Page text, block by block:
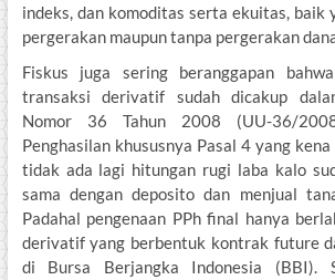
indeks, dan komoditas serta ekuitas, baik
pergerakan maupun tanpa pergerakan
Fiskus juga sering beranggapan
transaksi derivatif sudah dicakup
Nomor 36 Tahun 2008 (UU-36/
Penghasilan khususnya Pasal 4 yang
tidak ada lagi hitungan rugi laba kalo
sama dengan deposito dan menjual
Padahal pengenaan PPh final hanya
derivatif yang berbentuk kontrak future
di Bursa Berjangka Indonesia (BBI).